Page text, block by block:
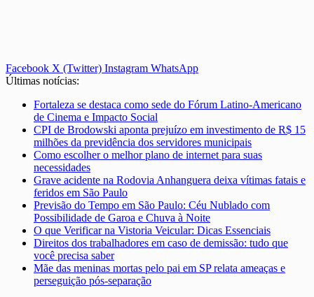
Facebook X (Twitter) Instagram WhatsApp
Últimas notícias:
Fortaleza se destaca como sede do Fórum Latino-Americano
de Cinema e Impacto Social
CPI de Brodowski aponta prejuízo em investimento de R$ 15
milhões da previdência dos servidores municipais
Como escolher o melhor plano de internet para suas
necessidades
Grave acidente na Rodovia Anhanguera deixa vítimas fatais e
feridos em São Paulo
Previsão do Tempo em São Paulo: Céu Nublado com
Possibilidade de Garoa e Chuva à Noite
O que Verificar na Vistoria Veicular: Dicas Essenciais
Direitos dos trabalhadores em caso de demissão: tudo que
você precisa saber
Mãe das meninas mortas pelo pai em SP relata ameaças e
perseguição pós-separação